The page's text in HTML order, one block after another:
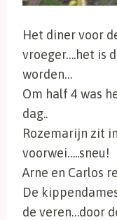
Het diner voor
vroeger….het is
worden…
Om half 4 was
dag..
Rozemarijn zit
voorwei…..sneu!
Arne en Carlos
De
de veren…door